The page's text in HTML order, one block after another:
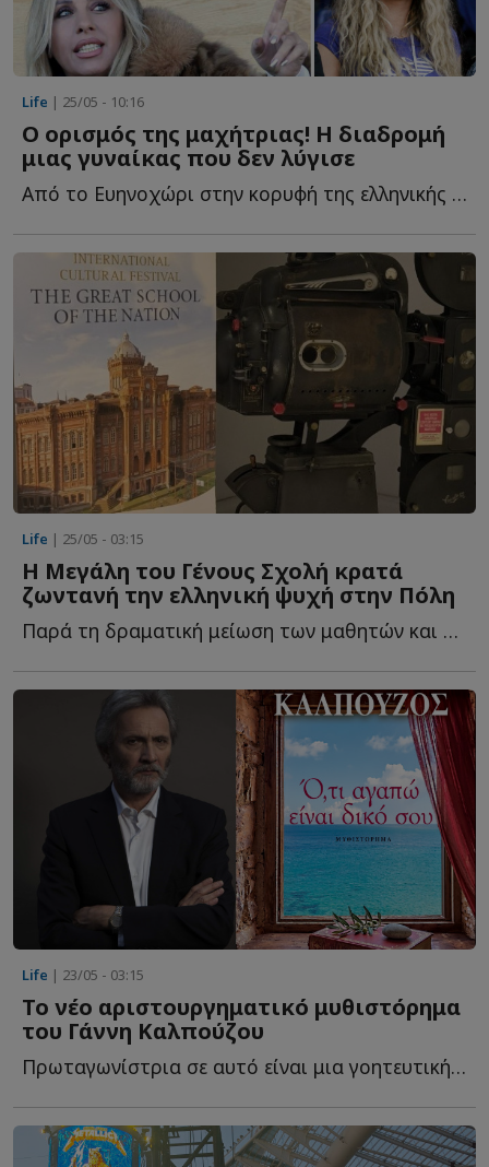
Life | 25/05 - 10:16
Ο ορισμός της μαχήτριας! Η διαδρομή
μιας γυναίκας που δεν λύγισε
Από το Ευηνοχώρι στην κορυφή της ελληνικής τηλεόρασης κ...
Life | 25/05 - 03:15
Η Μεγάλη του Γένους Σχολή κρατά
ζωντανή την ελληνική ψυχή στην Πόλη
Παρά τη δραματική μείωση των μαθητών και το κλείσιμο τ...
Life | 23/05 - 03:15
Το νέο αριστουργηματικό μυθιστόρημα
του Γάννη Καλπούζου
Πρωταγωνίστρια σε αυτό είναι μια γοητευτική νεαρή γ...